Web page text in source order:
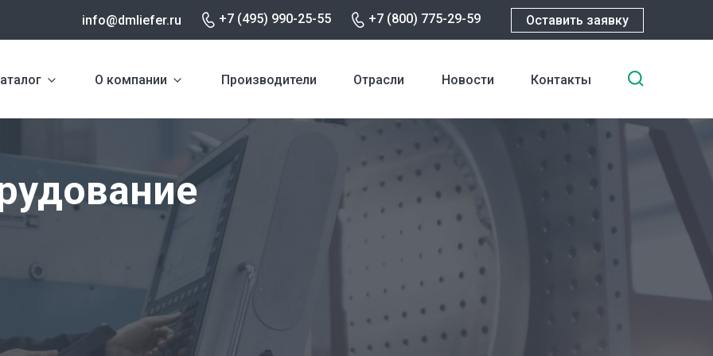
info@dmliefer.ru +7 (495) 990-25-55 +7 (800) 775-29-59 Оставить заявку
О компании Производители Отрасли Новости Контакты
слова
поиска